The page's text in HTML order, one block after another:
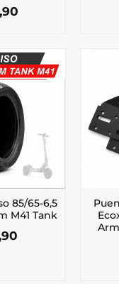
85/65-6,5
M41 Tank